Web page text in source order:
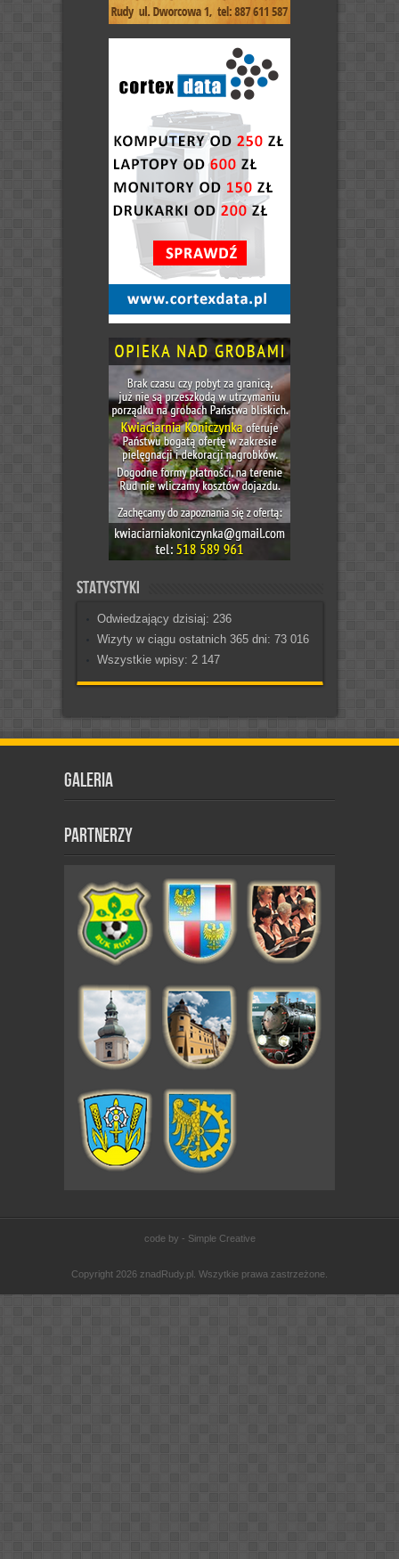
Statystyki
Odwiedzający dzisiaj: 236
Wizyty w ciągu ostatnich 365 dni: 73 016
Wszystkie wpisy: 2 147
Galeria
Partnerzy
code by - Simple Creative
Copyright 2026 znadRudy.pl. Wszytkie prawa zastrzeżone.